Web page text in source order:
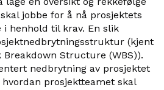
jobbe for å nå prosjektets
henhold til krav. En slik
(kjent
Breakdown Structure (WBS)).
nedbrytning av prosjektet
prosjektteamet skal